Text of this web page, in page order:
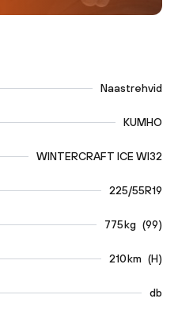
Naastrehvid
KUMHO
WINTERCRAFT ICE WI32
225/55R19
775kg (99)
210km (H)
db